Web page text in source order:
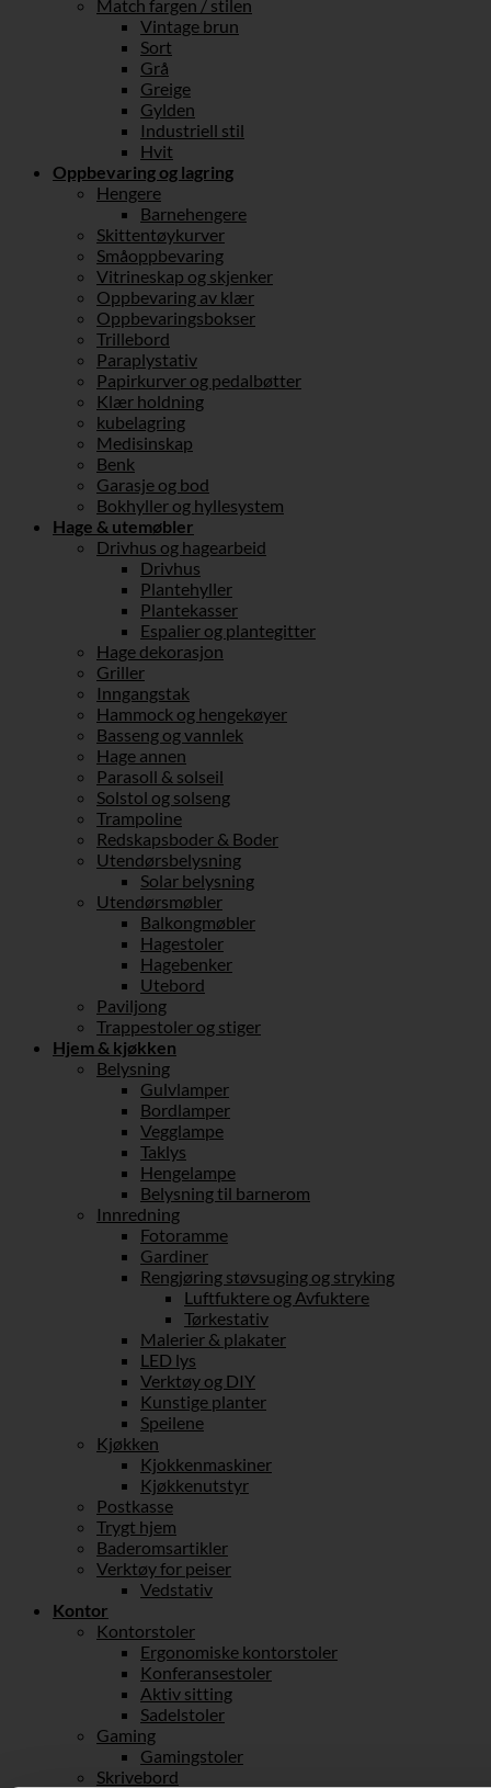
Match fargen / stilen
Vintage brun
Sort
Grå
Greige
Gylden
Industriell stil
Hvit
Oppbevaring og lagring
Hengere
Barnehengere
Skittentøykurver
Småoppbevaring
Vitrineskap og skjenker
Oppbevaring av klær
Oppbevaringsbokser
Trillebord
Paraplystativ
Papirkurver og pedalbøtter
Klær holdning
kubelagring
Medisinskap
Benk
Garasje og bod
Bokhyller og hyllesystem
Hage & utemøbler
Drivhus og hagearbeid
Drivhus
Plantehyller
Plantekasser
Espalier og plantegitter
Hage dekorasjon
Griller
Inngangstak
Hammock og hengekøyer
Basseng og vannlek
Hage annen
Parasoll & solseil
Solstol og solseng
Trampoline
Redskapsboder & Boder
Utendørsbelysning
Solar belysning
Utendørsmøbler
Balkongmøbler
Hagestoler
Hagebenker
Utebord
Paviljong
Trappestoler og stiger
Hjem & kjøkken
Belysning
Gulvlamper
Bordlamper
Vegglampe
Taklys
Hengelampe
Belysning til barnerom
Innredning
Fotoramme
Gardiner
Rengjøring støvsuging og stryking
Luftfuktere og Avfuktere
Tørkestativ
Malerier & plakater
LED lys
Verktøy og DIY
Kunstige planter
Speilene
Kjøkken
Kjokkenmaskiner
Kjøkkenutstyr
Postkasse
Trygt hjem
Baderomsartikler
Verktøy for peiser
Vedstativ
Kontor
Kontorstoler
Ergonomiske kontorstoler
Konferansestoler
Aktiv sitting
Sadelstoler
Gaming
Gamingstoler
Skrivebord